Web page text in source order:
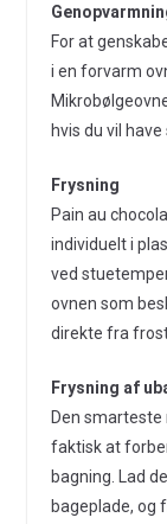
For at
i en forvarm
hvis du vil have
Frysning
Pain au
individuelt i
ved
ovnen som
direkte fra
Frysning af
Den
faktisk at
bagning. Lad
bageplade, og